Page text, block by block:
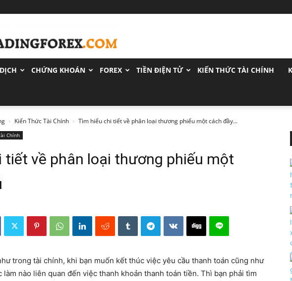
CHỨNG KHOÁN FOREX TIỀN ĐIỆN TỬ KIẾN THỨC TÀI CHÍNH
Kiến Thức Tài Chính Tìm hiểu chi tiết về phân loại thương phiếu một cách đầy...
Chính
tiết về phân loại thương phiếu một
trong tài chính, khi bạn muốn kết thúc việc yêu cầu thanh toán cũng như
làm nào liên quan đến việc thanh khoản thanh toán tiền. Thì bạn phải tìm